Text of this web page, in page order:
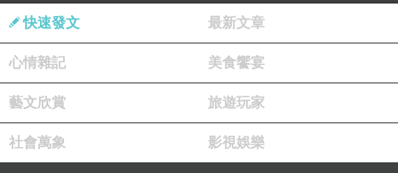
金香涼麵，NTD55
涼麵的麵條偏軟，我沒有很愛，不過份量不少，吃的蠻飽的。
涼麵搭腿庫的組合很特別，下次再來吃個豬腳，試看看
https://www.facebook.com/%E9%87%91%E9%A6%99%E8%B1%AC
快速發文 最新文章
心情雜記 美食饗宴
藝文欣賞 旅遊玩家
社會萬象 影視娛樂